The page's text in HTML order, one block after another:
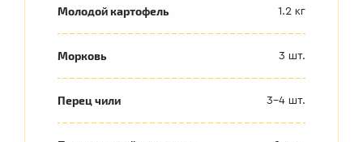
Молодой картофель 1.2 кг
Морковь 3 шт.
Перец чили 3-4 шт.